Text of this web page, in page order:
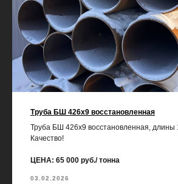
Труба БШ 426х9 восстановленная
Труба БШ 426х9 восстановленная, длины
Качество!
ЦЕНА: 65 000 руб./ тонна
03.02.2026